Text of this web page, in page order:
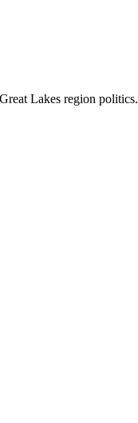
Lakes region politics.